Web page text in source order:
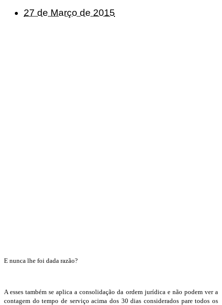
27 de Março de 2015
E nunca lhe foi dada razão?
A esses também se aplica a consolidação da ordem jurídica e não podem ver a
contagem do tempo de serviço acima dos 30 dias considerados pare todos os